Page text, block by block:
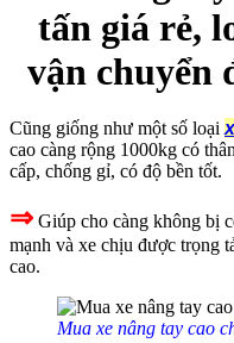
tấn giá rẻ,
vận chuyển
Cũng giống như một số loại
cao càng rộng 1000kg có
cấp, chống gỉ, có độ bền tốt.
⇒ Giúp cho càng không bị
mạnh và xe chịu được trọng
cao.
Mua xe nâng tay cao